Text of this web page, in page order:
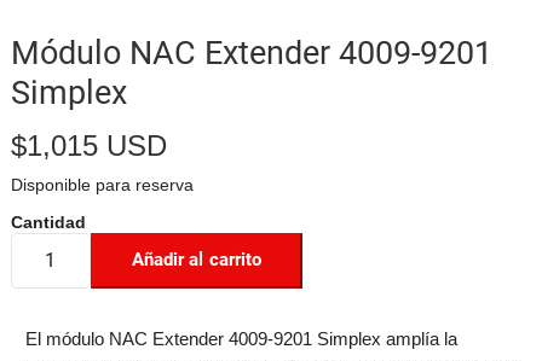
Módulo NAC Extender 4009-9201
Simplex
$1,015 USD
Disponible para reserva
Añadir al carrito
El módulo NAC Extender 4009-9201 Simplex amplía la